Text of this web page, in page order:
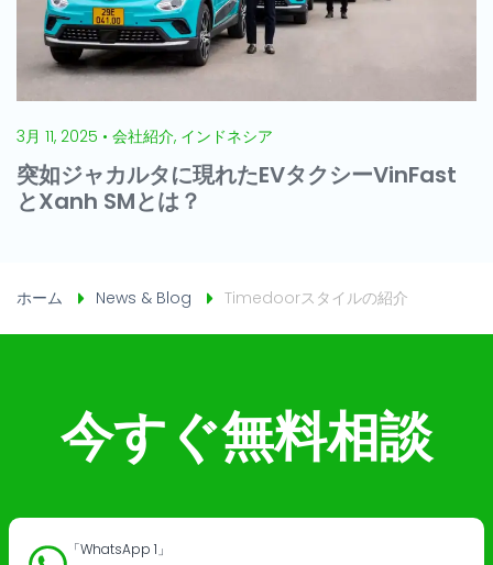
3月 11, 2025 • 会社紹介, インドネシア
突如ジャカルタに現れたEVタクシーVinFast
とXanh SMとは？
ホーム News & Blog Timedoorスタイルの紹介
今すぐ無料相談
「WhatsApp 1」